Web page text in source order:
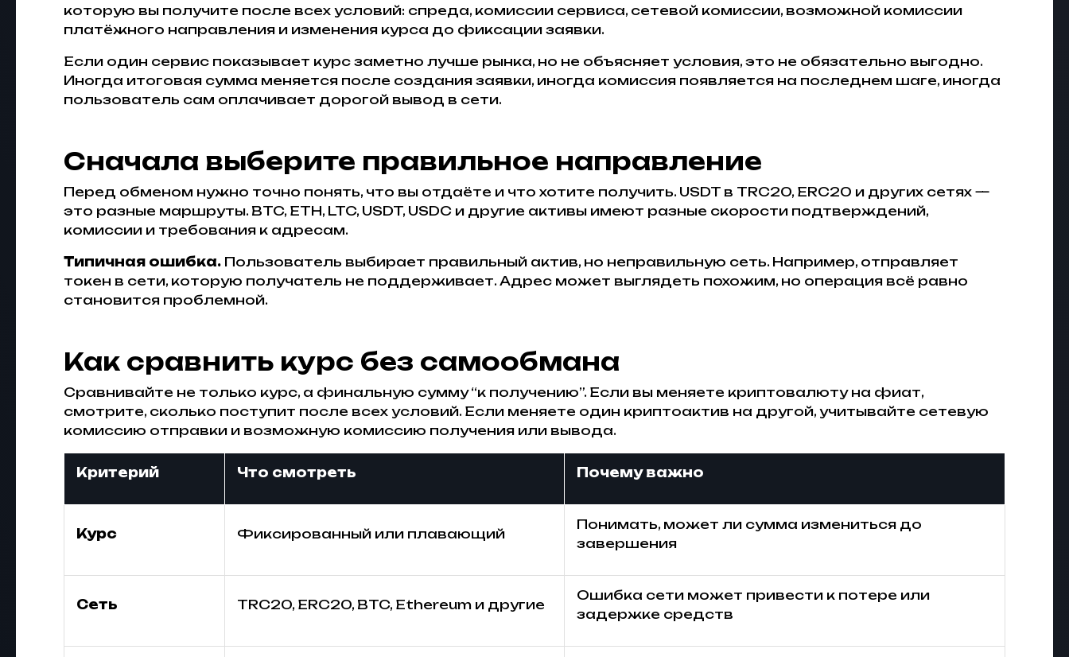
которую вы получите после всех условий: спреда, комиссии сервиса, сетевой комиссии, возможной комиссии
платёжного направления и изменения курса до фиксации заявки.
Если один сервис показывает курс заметно лучше рынка, но не объясняет условия, это не обязательно выгодно.
Иногда итоговая сумма меняется после создания заявки, иногда комиссия появляется на последнем шаге, иногда
пользователь сам оплачивает дорогой вывод в сети.
Сначала выберите правильное направление
Перед обменом нужно точно понять, что вы отдаёте и что хотите получить. USDT в TRC20, ERC20 и других сетях —
это разные маршруты. BTC, ETH, LTC, USDT, USDC и другие активы имеют разные скорости подтверждений,
комиссии и требования к адресам.
Типичная ошибка. Пользователь выбирает правильный актив, но неправильную сеть. Например, отправляет
токен в сети, которую получатель не поддерживает. Адрес может выглядеть похожим, но операция всё равно
становится проблемной.
Как сравнить курс без самообмана
Сравнивайте не только курс, а финальную сумму “к получению”. Если вы меняете криптовалюту на фиат,
смотрите, сколько поступит после всех условий. Если меняете один криптоактив на другой, учитывайте сетевую
комиссию отправки и возможную комиссию получения или вывода.
Критерий Что смотреть Почему важно
Курс Фиксированный или плавающий
Понимать, может ли сумма измениться до
завершения
Сеть TRC20, ERC20, BTC, Ethereum и другие
Ошибка сети может привести к потере или
задержке средств